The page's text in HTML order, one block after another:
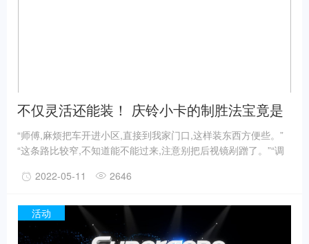
不仅灵活还能装！ 庆铃小卡的制胜法宝竟是
这些....
“师傅,麻烦把车开进小区,直接到我家门口,这样装东西方便些。”
“这条路比较窄,不知道能不能过来,注意别把后视镜剐蹭了。”“调
点的地方。”
2022-05-11 2646
活动